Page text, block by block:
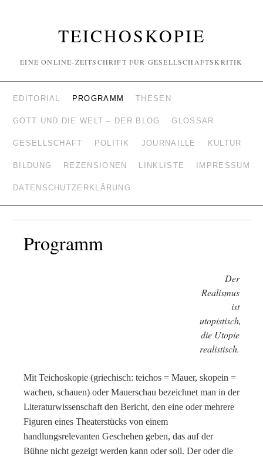
TEICHOSKOPIE
EINE ONLINE-ZEITSCHRIFT FÜR GESELLSCHAFTSKRITIK
EDITORIAL PROGRAMM THESEN
GOTT UND DIE WELT – DER BLOG GLOSSAR
GESELLSCHAFT POLITIK JOURNAILLE KULTUR
BILDUNG REZENSIONEN LINKLISTE IMPRESSUM
DATENSCHUTZERKLÄRUNG
Programm
Der
Realismus
ist
utopistisch,
die Utopie
realistisch.
Mit Teichoskopie (griechisch: teichos = Mauer, skopein =
wachen, schauen) oder Mauerschau bezeichnet man in der
Literaturwissenschaft den Bericht, den eine oder mehrere
Figuren eines Theaterstücks von einem
handlungsrelevanten Geschehen geben, das auf der
Bühne nicht gezeigt werden kann oder soll. Der oder die